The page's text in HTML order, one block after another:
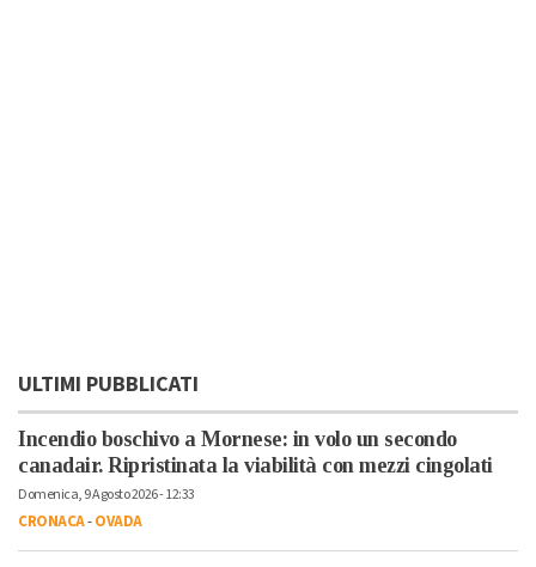
ULTIMI PUBBLICATI
Incendio boschivo a Mornese: in volo un secondo
canadair. Ripristinata la viabilità con mezzi cingolati
Domenica, 9 Agosto 2026 - 12:33
CRONACA-OVADA